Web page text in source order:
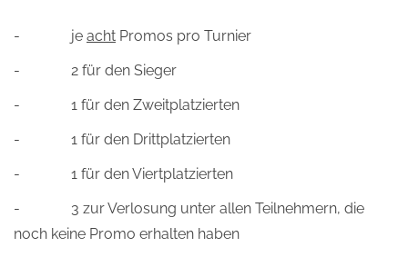
- je acht Promos pro Turnier
- 2 für den Sieger
- 1 für den Zweitplatzierten
- 1 für den Drittplatzierten
- 1 für den Viertplatzierten
- 3 zur Verlosung unter allen Teilnehmern, die
noch keine Promo erhalten haben